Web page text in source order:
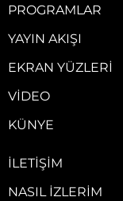
PROGRAMLAR
YAYIN AKIŞI
EKRAN YÜZLERI
VIDEO
KÜNYE
İLETIŞIM
NASIL İZLERIM